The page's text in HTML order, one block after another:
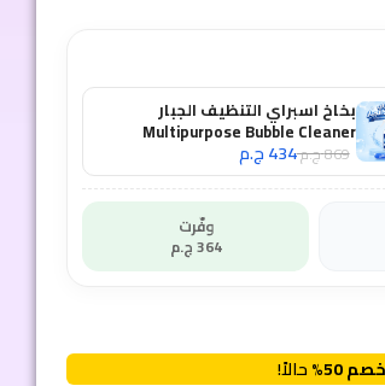
بخاخ اسبراي التنظيف الجبار
Multipurpose Bubble Cleaner
869ج.م434ج.م
وفّرت
364ج.م
خصم 50% حالاً!